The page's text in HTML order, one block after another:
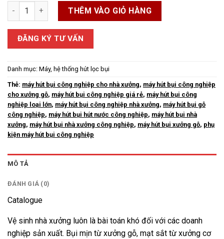
Máy Hút Bụi Công Nghiệp Nhà Xưởng số lượng
THÊM VÀO GIỎ HÀNG
ĐĂNG KÝ TƯ VẤN
Danh mục: Máy, hệ thống hút lọc bụi
Thẻ: máy hút bụi công nghiệp cho nhà xưởng, máy hút bụi công nghiệp
cho xưởng gỗ, máy hút bụi công nghiệp giá rẻ, máy hút bụi công
nghiệp loại lớn, máy hút bụi công nghiệp nhà xưởng, máy hút bụi gỗ
công nghiệp, máy hút bụi hút nước công nghiệp, máy hút bụi nhà
xưởng, máy hút bụi nhà xưởng công nghiệp, máy hút bụi xưởng gỗ, phụ
kiện máy hút bụi công nghiệp
MÔ TẢ
ĐÁNH GIÁ (0)
Catalogue
Vệ sinh nhà xưởng luôn là bài toán khó đối với các doanh
nghiệp sản xuất. Bụi mịn từ xưởng gỗ, mạt sắt từ xưởng cơ